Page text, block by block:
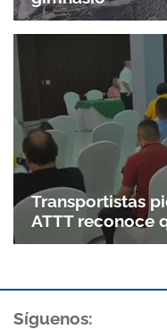
Transportistas
ATTT reconoce
Síguenos: